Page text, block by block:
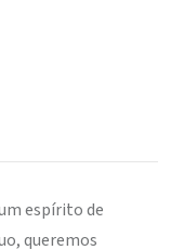
espírito de
queremos